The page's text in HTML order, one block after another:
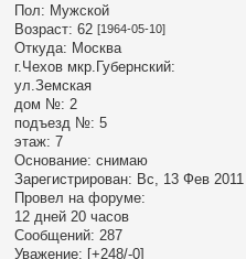
Пол: Мужской
Возраст: 62 [1964-05-10]
Откуда: Москва
г.Чехов мкр.Губернский:
ул.Земская
дом №: 2
подъезд №: 5
этаж: 7
Основание: снимаю
Зарегистрирован: Вс, 13 Фев 2011
Провел на форуме:
12 дней 20 часов
Сообщений: 287
Уважение: [+248/-0]